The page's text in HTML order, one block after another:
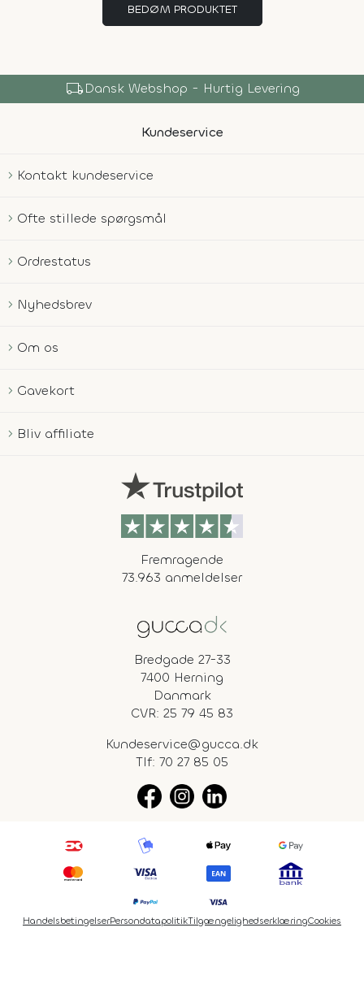
BEDØM PRODUKTET
local_shippingDansk Webshop - Hurtig Levering
Kundeservice
Kontakt kundeservice
Ofte stillede spørgsmål
Ordrestatus
Nyhedsbrev
Om os
Gavekort
Bliv affiliate
Fremragende
73.963 anmeldelser
Bredgade 27-33
7400 Herning
Danmark
CVR: 25 79 45 83
Kundeservice@gucca.dk
Tlf: 70 27 85 05
HandelsbetingelserPersondatapolitikTilgængelighedserklæringCookies